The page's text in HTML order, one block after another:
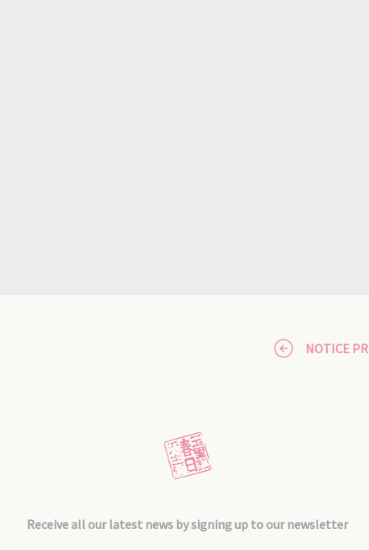
NOTICE
Receive all our latest news by signing up to our newsletter